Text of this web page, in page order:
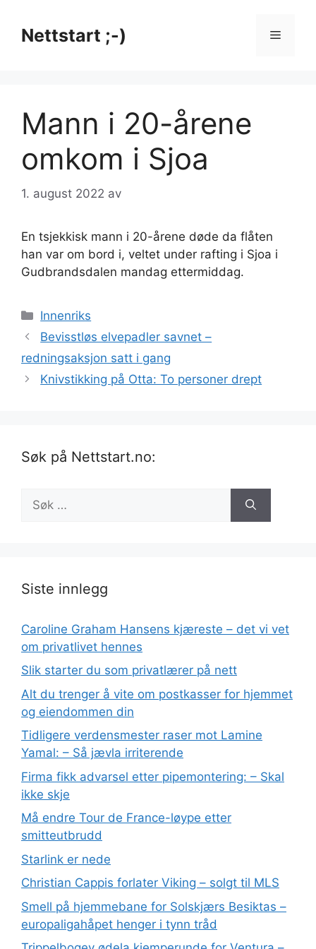
innholdNettstart ;-) Meny
Mann i 20-årene
omkom i Sjoa
1. august 2022 av
En tsjekkisk mann i 20-årene døde da flåten
han var om bord i, veltet under rafting i Sjoa i
Gudbrandsdalen mandag ettermiddag.
Kategorier
Innenriks
Bevisstløs elvepadler savnet –
redningsaksjon satt i gang
Knivstikking på Otta: To personer drept
Søk på Nettstart.no:
etter:
Siste innlegg
Caroline Graham Hansens kjæreste – det vi vet
om privatlivet hennes
Slik starter du som privatlærer på nett
Alt du trenger å vite om postkasser for hjemmet
og eiendommen din
Tidligere verdensmester raser mot Lamine
Yamal: – Så jævla irriterende
Firma fikk advarsel etter pipemontering: – Skal
ikke skje
Må endre Tour de France-løype etter
smitteutbrudd
Starlink er nede
Christian Cappis forlater Viking – solgt til MLS
Smell på hjemmebane for Solskjærs Besiktas –
europaligahåpet henger i tynn tråd